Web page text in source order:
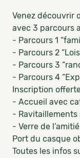
Venez découvrir
avec 3 parcours
- Parcours 1
- Parcours 2
- Parcours 3
- Parcours 4
Inscription
- Accueil avec
- Ravitaillements
- Verre de
Port du casque
Toutes les infos